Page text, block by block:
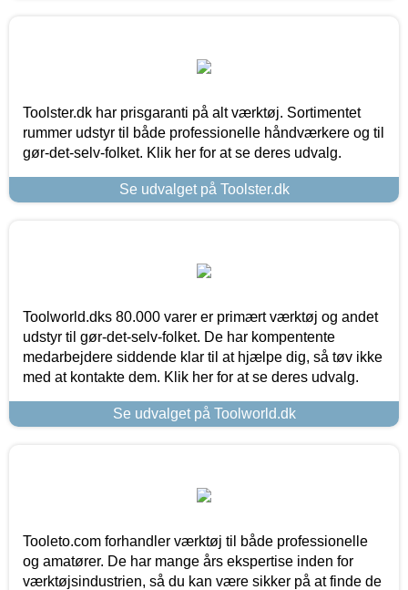
Toolster.dk har prisgaranti på alt værktøj. Sortimentet
rummer udstyr til både professionelle håndværkere og til
gør-det-selv-folket. Klik her for at se deres udvalg.
Se udvalget på Toolster.dk
Toolworld.dks 80.000 varer er primært værktøj og andet
udstyr til gør-det-selv-folket. De har kompentente
medarbejdere siddende klar til at hjælpe dig, så tøv ikke
med at kontakte dem. Klik her for at se deres udvalg.
Se udvalget på Toolworld.dk
Tooleto.com forhandler værktøj til både professionelle
og amatører. De har mange års ekspertise inden for
værktøjsindustrien, så du kan være sikker på at finde de